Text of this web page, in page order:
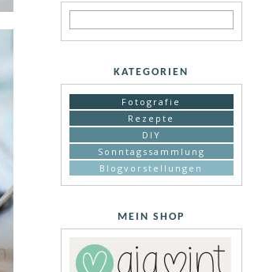
KATEGORIEN
Fotografie
Rezepte
DIY
Sonntagssammlung
Blogvorstellungen
MEIN SHOP